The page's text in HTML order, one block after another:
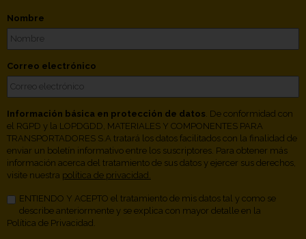
Nombre
Correo electrónico
Información básica en protección de datos . De conformidad con
el RGPD y la LOPDGDD, MATERIALES Y COMPONENTES PARA
TRANSPORTADORES S.A tratará los datos facilitados con la finalidad de
enviar un boletín informativo entre los suscriptores. Para obtener más
información acerca del tratamiento de sus datos y ejercer sus derechos,
visite nuestra política de privacidad.
ENTIENDO Y ACEPTO el tratamiento de mis datos tal y como se
describe anteriormente y se explica con mayor detalle en la
Política de Privacidad.